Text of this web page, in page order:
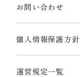
お問い合わせ
個人情報保護方針
運営規定一覧